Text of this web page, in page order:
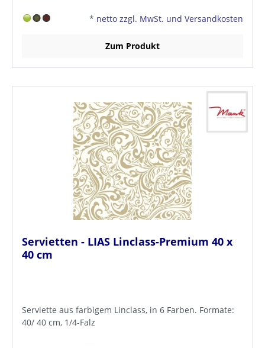
* netto zzgl. MwSt. und Versandkosten
Zum Produkt
Servietten - LIAS Linclass-Premium 40 x
40 cm
Serviette aus farbigem Linclass, in 6 Farben. Formate:
40/ 40 cm, 1/4-Falz